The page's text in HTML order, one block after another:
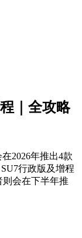
｜全攻略
2026年推出4款
行政版及增程
会在下半年推